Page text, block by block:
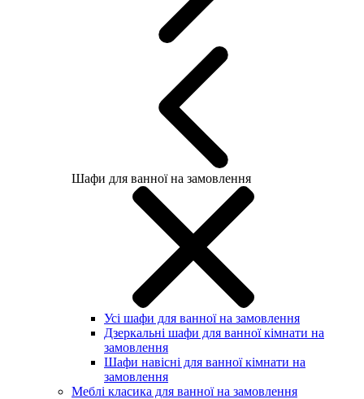
Шафи для ванної на замовлення
Усі шафи для ванної на замовлення
Дзеркальні шафи для ванної кімнати на
замовлення
Шафи навісні для ванної кімнати на
замовлення
Меблі класика для ванної на замовлення